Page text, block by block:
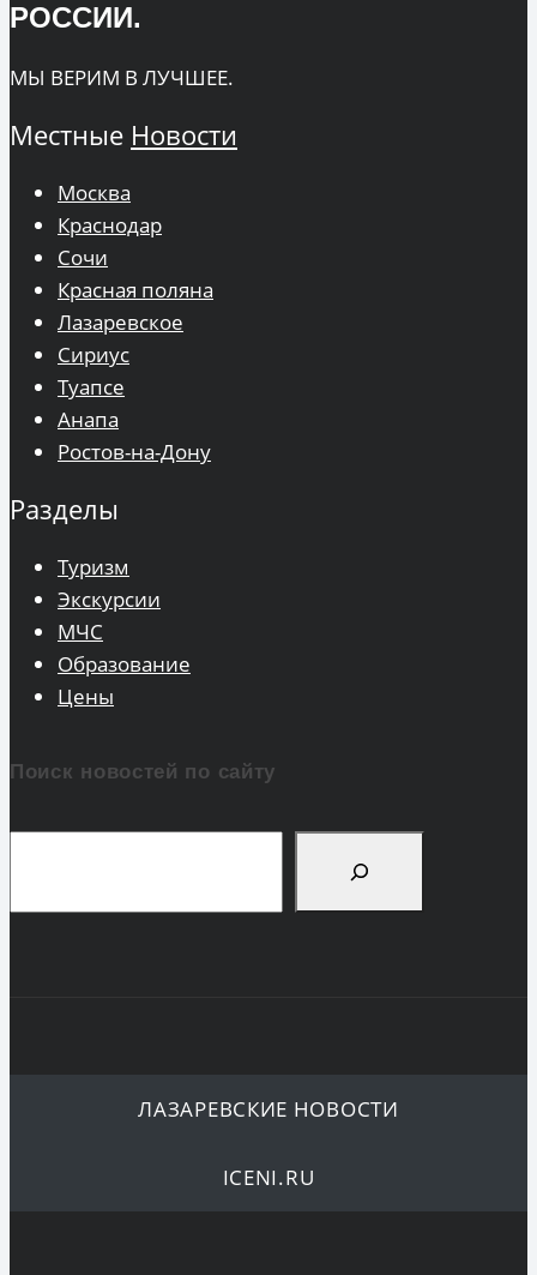
РОССИИ.
МЫ ВЕРИМ В ЛУЧШЕЕ.
Местные Новости
Москва
Краснодар
Сочи
Красная поляна
Лазаревское
Сириус
Туапсе
Анапа
Ростов-на-Дону
Разделы
Туризм
Экскурсии
МЧС
Образование
Цены
Поиск новостей по сайту
ЛАЗАРЕВСКИЕ НОВОСТИ
ICENI.RU